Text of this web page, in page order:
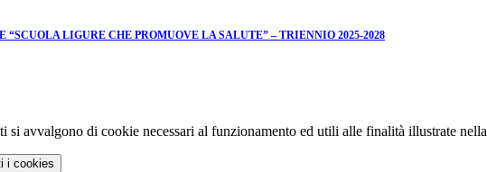
LIGURE CHE PROMUOVE LA SALUTE” – TRIENNIO 2025-2028
si avvalgono di cookie necessari al funzionamento ed utili alle finalità illustrate nella
i cookies